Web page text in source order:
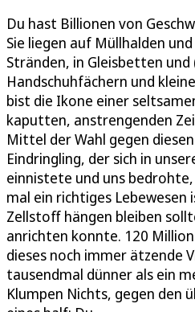
Du hast Billionen von
Sie liegen auf Müllhalden
Stränden, in Gleisbetten und
Handschuhfächern und
bist die Ikone einer
kaputten, anstrengenden
Mittel der Wahl gegen
Eindringling, der sich in
einnistete und uns
mal ein richtiges
Zellstoff hängen bleiben
anrichten konnte. 120
dieses noch immer ätzende
tausendmal dünner als ein
Klumpen Nichts, gegen den